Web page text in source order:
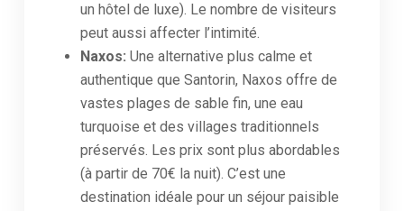
un hôtel de luxe). Le nombre de visiteurs
peut aussi affecter l’intimité.
Naxos: Une alternative plus calme et
authentique que Santorin, Naxos offre de
vastes plages de sable fin, une eau
turquoise et des villages traditionnels
préservés. Les prix sont plus abordables
(à partir de 70€ la nuit). C’est une
destination idéale pour un séjour paisible